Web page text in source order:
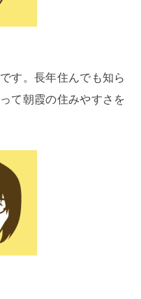
す。長年住んでも知ら
て朝霞の住みやすさを